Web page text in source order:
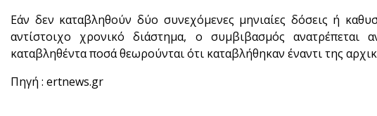
Εάν δεν καταβληθούν δύο συνεχόμενες μηνιαίες δόσεις ή
αντίστοιχο χρονικό διάστημα, ο συμβιβασμός
καταβληθέντα ποσά θεωρούνται ότι καταβλήθηκαν έναντι της
Πηγή : ertnews.gr